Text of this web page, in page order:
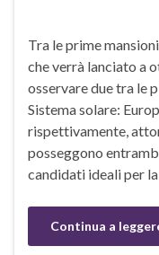
Tra le prime
che verrà lanciato a
osservare due tra le
Sistema solare:
rispettivamente,
posseggono
candidati ideali per
Continua a